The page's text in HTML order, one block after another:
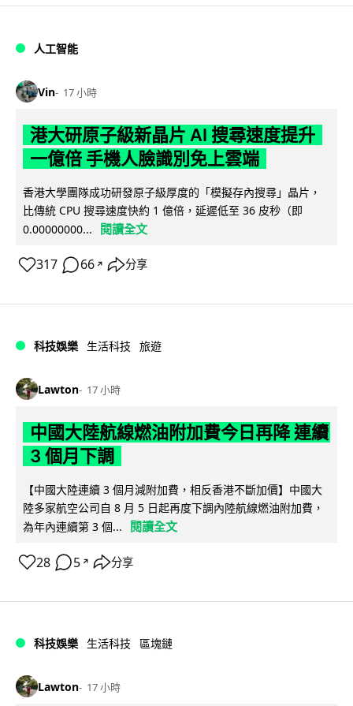
人工智能
Vin 17 小時
港大研原子級新晶片 AI 搜尋速度提升
一億倍 手機人臉識別免上雲端
香港大學團隊成功研發原子級厚度的「模擬存內搜尋」晶片，
比傳統 CPU 搜尋速度快約 1 億倍，延遲低至 36 皮秒（即
0.00000000...
閱讀全文
317 66 ↗ 分享
科技娛樂 生活科技 旅遊
Lawton 17 小時
中國大陸航線燃油附加費今日再降 連續
3 個月下調
【中國大陸連續 3 個月減附加費，相反香港不斷加價】中國大
陸多家航空公司自 8 月 5 日起再度下調內陸航線燃油附加費，
為年內連續第 3 個...
閱讀全文
28 5 ↗ 分享
科技娛樂 生活科技 區塊鏈
Lawton 17 小時